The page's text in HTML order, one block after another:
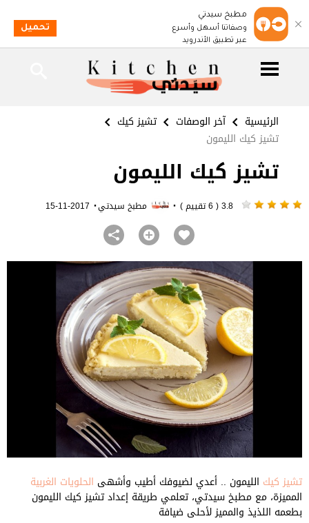
الرئيسية آخر الوصفات
تشيز كيك
تشيز كيك الليمون
تشيز كيك الليمون
· مطبخ سيدتي·
2017-11-15
تشيز كيك الليمون .. أعدي لضيوفك أطيب وأشهى الحلويات الغربية
المميزة، مع مطبخ سيدتي، تعلمي طريقة إعداد تشيز كيك الليمون
بطعمه اللذيذ والمميز لأحلى ضيافة
مطبخ سيدتي
وصفاتنا أسهل وأسرع
عبر تطبيق الأندرويد
تحميل